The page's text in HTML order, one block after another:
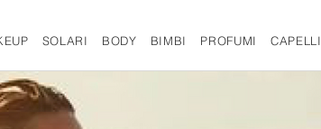
SOLARI BODY BIMBI PROFUMI CAPELLI